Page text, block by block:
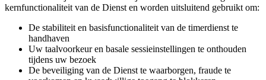
kernfunctionaliteit van de Dienst en worden uitsluitend gebruikt om:
De stabiliteit en basisfunctionaliteit van de timerdienst te
handhaven
Uw taalvoorkeur en basale sessieinstellingen te onthouden
tijdens uw bezoek
De beveiliging van de Dienst te waarborgen, fraude te